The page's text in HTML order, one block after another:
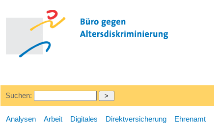
Suchen:
Analysen Arbeit Digitales Direktversicherung
Ehrenamt